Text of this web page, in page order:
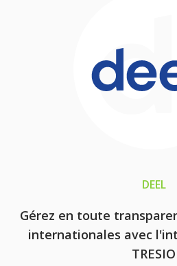
DEEL
Gérez en toute
internationales avec
TRESIO